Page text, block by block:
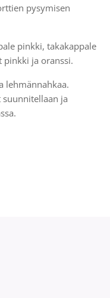
pysymisen
pinkki, takakappale
pinkki ja oranssi.
lehmännahkaa.
ja